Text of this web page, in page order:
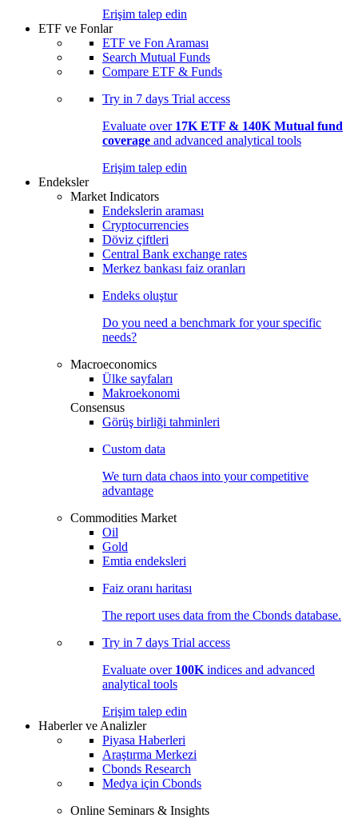
Erişim talep edin
ETF ve Fonlar
ETF ve Fon Araması
Search Mutual Funds
Compare ETF & Funds
Try in 7 days Trial access
Evaluate over 17K ETF & 140K Mutual fund
coverage and advanced analytical tools
Erişim talep edin
Endeksler
Market Indicators
Endekslerin araması
Cryptocurrencies
Döviz çiftleri
Central Bank exchange rates
Merkez bankası faiz oranları
Endeks oluştur
Do you need a benchmark for your specific
needs?
Macroeconomics
Ülke sayfaları
Makroekonomi
Consensus
Görüş birliği tahminleri
Custom data
We turn data chaos into your competitive
advantage
Commodities Market
Oil
Gold
Emtia endeksleri
Faiz oranı haritası
The report uses data from the Cbonds database.
Try in 7 days Trial access
Evaluate over 100K indices and advanced
analytical tools
Erişim talep edin
Haberler ve Analizler
Piyasa Haberleri
Araştırma Merkezi
Cbonds Research
Medya için Cbonds
Online Seminars & Insights